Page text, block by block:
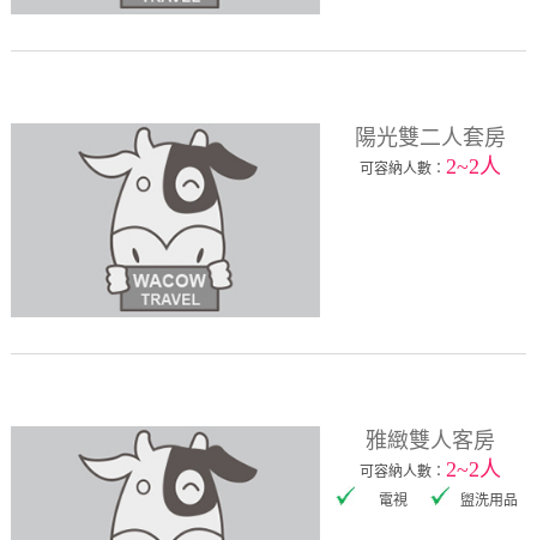
陽光雙二人套房
可容納人數：2~2人
雅緻雙人客房
可容納人數：2~2人
電視 盥洗用品